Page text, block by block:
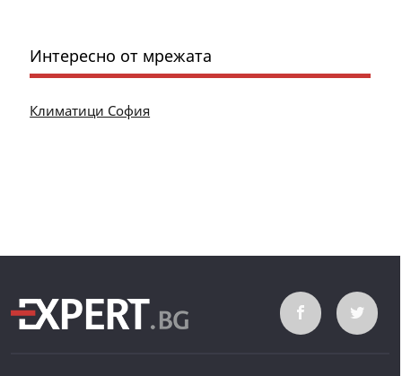
Интересно от мрежата
Климатици София